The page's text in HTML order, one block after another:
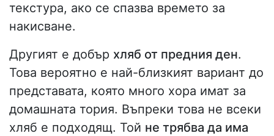
текстура, ако се спазва времето за
накисване.
Другият е добър хляб от предния ден.
Това вероятно е най-близкият вариант до
представата, която много хора имат за
домашната тория. Въпреки това не всеки
хляб е подходящ. Той не трябва да има